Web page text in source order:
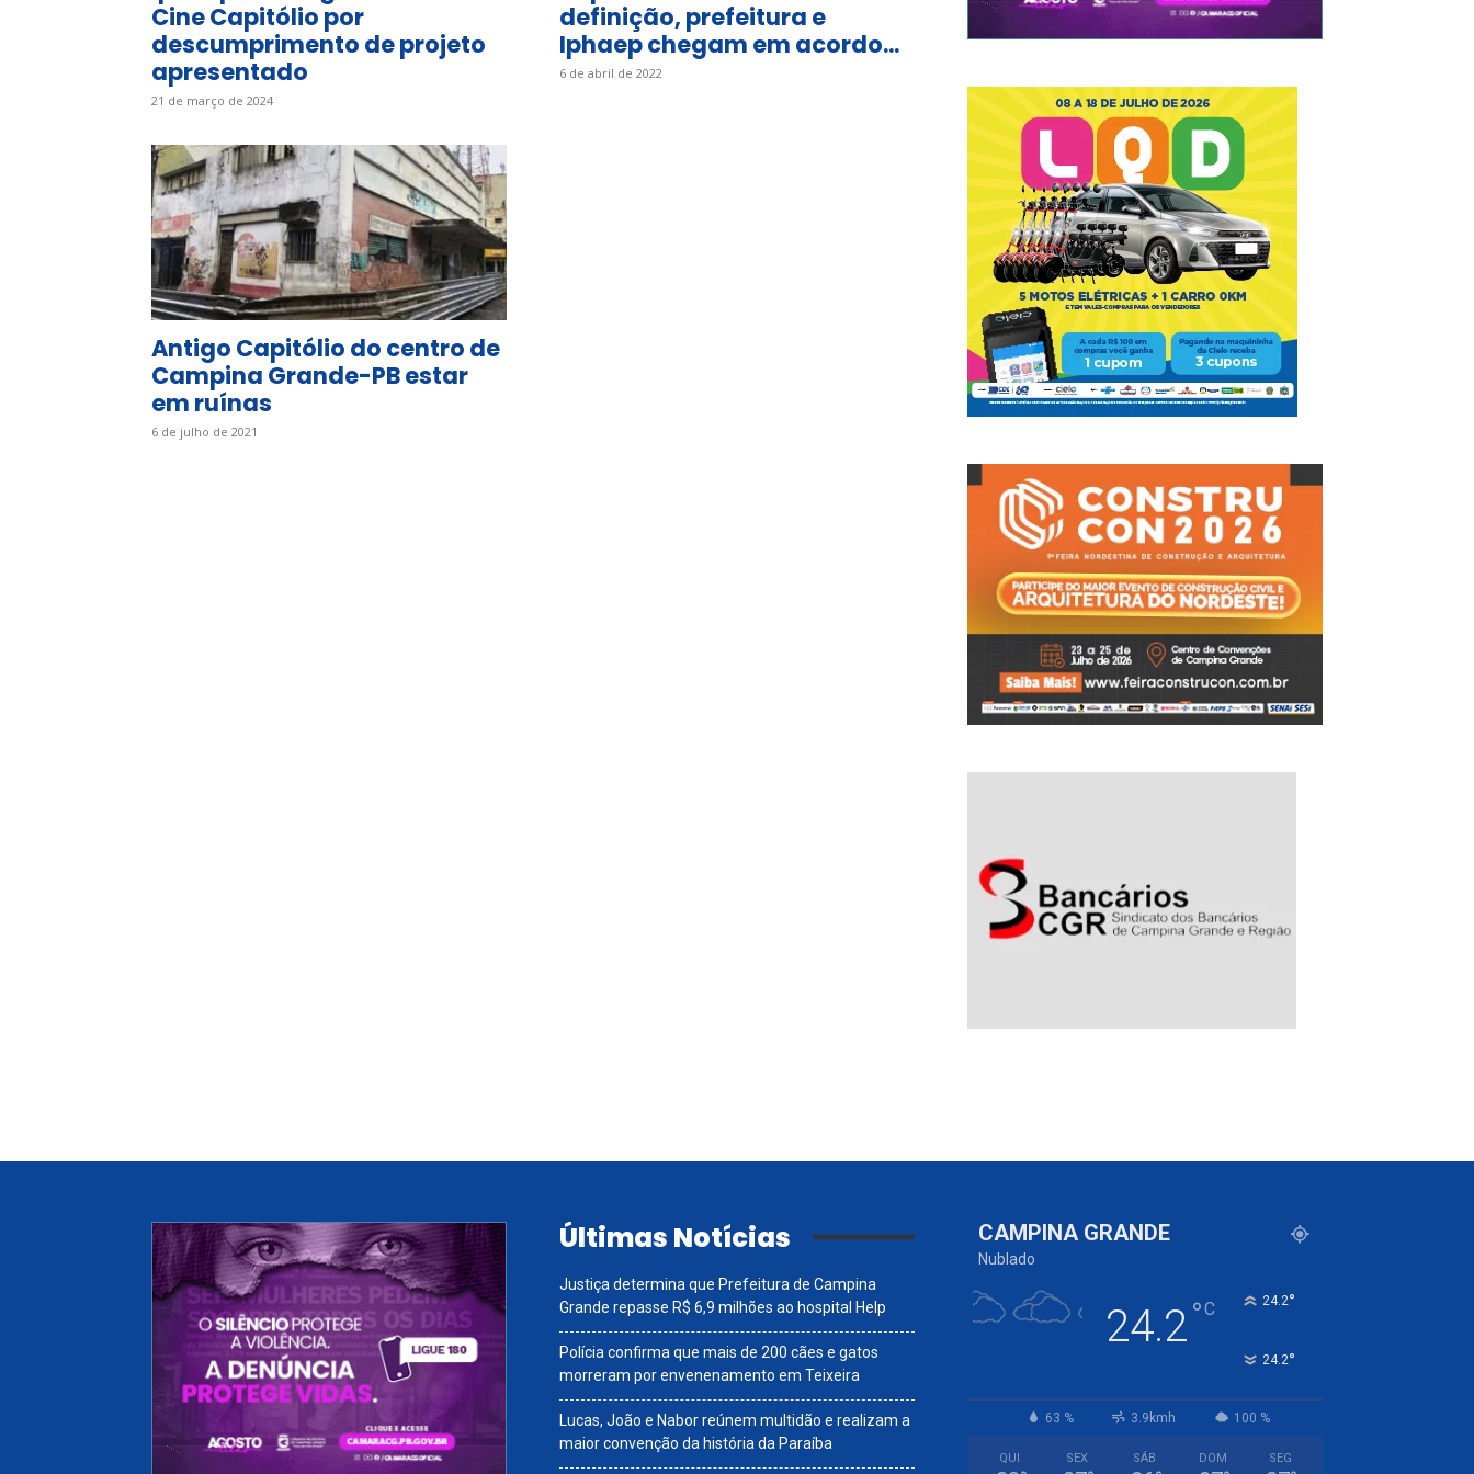
Cine Capitólio por
descumprimento de projeto
apresentado
21 de março de 2024
definição, prefeitura e
Iphaep chegam em acordo...
6 de abril de 2022
Antigo Capitólio do centro de
Campina Grande-PB estar
em ruínas
6 de julho de 2021
Últimas Notícias
Justiça determina que Prefeitura de Campina
Grande repasse R$ 6,9 milhões ao hospital Help
Polícia confirma que mais de 200 cães e gatos
morreram por envenenamento em Teixeira
Lucas, João e Nabor reúnem multidão e realizam a
maior convenção da história da Paraíba
CAMPINA GRANDE
Nublado
24.2°C 24.2°
24.2°
63 % 3.9kmh 100 %
QUI SEX SÁB DOM SEG